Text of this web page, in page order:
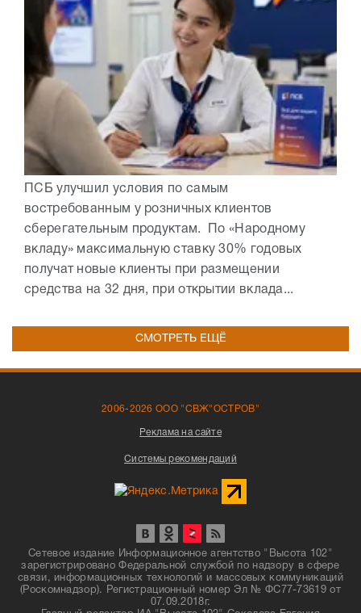
ПСБ улучшил условия по самым
востребованным у розничных клиентов
сберегательным продуктам. По «Народному
вкладу» максимальную ставку 30% годовых
получат новые клиенты при размещении
средства на 32 дня, при открытии вклада...
СМОТРЕТЬ ЕЩЁ
2006-2026 ООО "СВЖ"ОСТРОВ"
Реклама на сайте
Системы рекомендаций
Сетевое издание Информационное агентство "Высота 102"
зарегистрировано Федеральной службой по надзору в сфере
связи, информационных технологий и массовых коммуникаций
(Роскомнадзор). Регистрационный номер Эл № ФС77-73619 от
07.09.2018г.